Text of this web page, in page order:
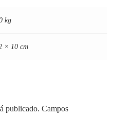
kg
× 10 cm
publicado. Campos